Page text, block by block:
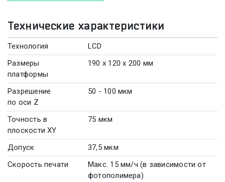
Технические характеристики
Технология
LCD
Размеры
платформы
190 x 120 x 200 мм
Разрешение
по оси Z
50 - 100 мкм
Точность в
плоскости XY
75 мкм
Допуск
37,5 мкм
Скорость печати
Макс. 15 мм/ч (в зависимости от
фотополимера)